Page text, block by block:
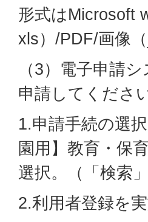
形式はMicrosoft
xls）/PDF/画像
（3）電子申請
申請してください
1.申請手続の選
園用】教育・保
選択。（「検索
2.利用者登録を